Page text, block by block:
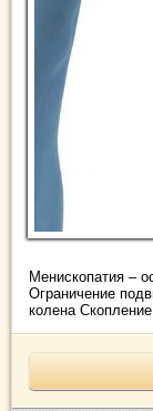
Менископатия –
Ограничение
колена